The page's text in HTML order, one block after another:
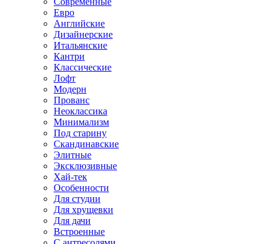
Евро
Английские
Дизайнерские
Итальянские
Кантри
Классические
Лофт
Модерн
Прованс
Неоклассика
Минимализм
Под старину
Скандинавские
Элитные
Эксклюзивные
Хай-тек
Особенности
Для студии
Для хрущевки
Для дачи
Встроенные